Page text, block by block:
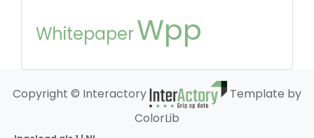
WhitepaperWpp
Copyright © Interactory
Template by
ColorLib